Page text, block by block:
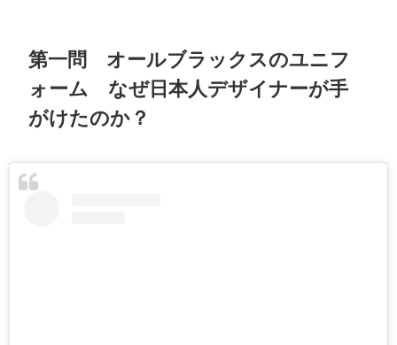
第一問 オールブラックスのユニフ
ォーム なぜ日本人デザイナーが手
がけたのか？